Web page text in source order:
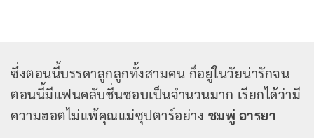
ซึ่งตอนนี้บรรดาลูกลูกทั้งสามคน ก็อยู่ในวัยน่ารักจน
ตอนนี้มีแฟนคลับชื่นชอบเป็นจำนวนมาก เรียกได้ว่ามี
ความฮอตไม่แพ้คุณแม่ซุปตาร์อย่าง ชมพู่ อารยา